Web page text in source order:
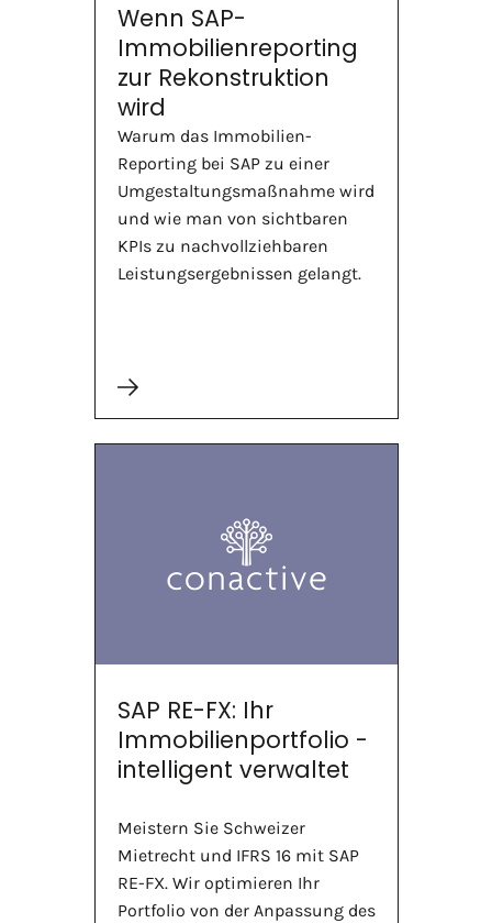
Wenn SAP-
Immobilienreporting
zur Rekonstruktion
wird
Warum das Immobilien-
Reporting bei SAP zu einer
Umgestaltungsmaßnahme wird
und wie man von sichtbaren
KPIs zu nachvollziehbaren
Leistungsergebnissen gelangt.
SAP RE-FX: Ihr
Immobilienportfolio -
intelligent verwaltet
Meistern Sie Schweizer
Mietrecht und IFRS 16 mit SAP
RE-FX. Wir optimieren Ihr
Portfolio von der Anpassung des